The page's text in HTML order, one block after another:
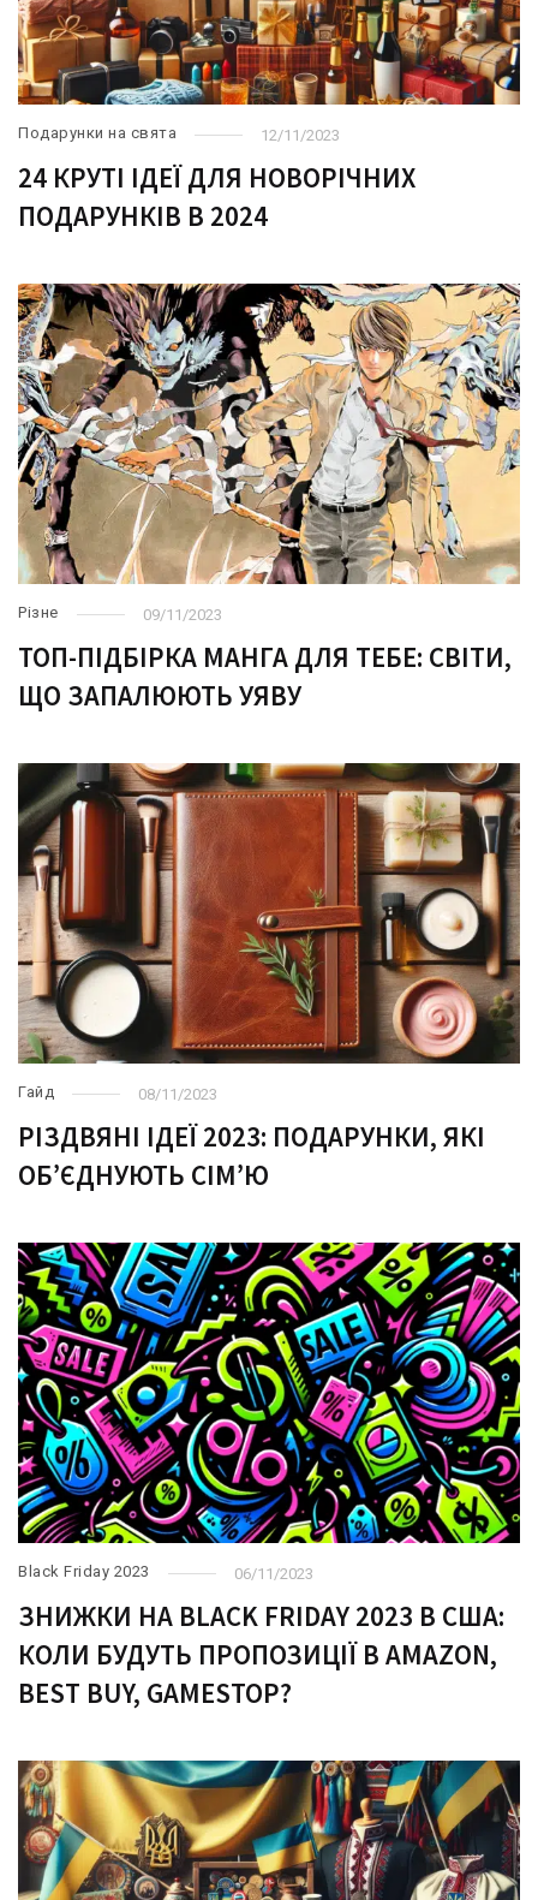
Подарунки на свята 12/11/2023
24 КРУТІ ІДЕЇ ДЛЯ НОВОРІЧНИХ
ПОДАРУНКІВ В 2024
Різне 09/11/2023
ТОП-ПІДБІРКА МАНГА ДЛЯ ТЕБЕ: СВІТИ,
ЩО ЗАПАЛЮЮТЬ УЯВУ
Гайд 08/11/2023
РІЗДВЯНІ ІДЕЇ 2023: ПОДАРУНКИ, ЯКІ
ОБ’ЄДНУЮТЬ СІМ’Ю
Black Friday 2023 06/11/2023
ЗНИЖКИ НА BLACK FRIDAY 2023 В США:
КОЛИ БУДУТЬ ПРОПОЗИЦІЇ В AMAZON,
BEST BUY, GAMESTOP?